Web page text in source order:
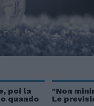
poi la
quando
"Non
Le